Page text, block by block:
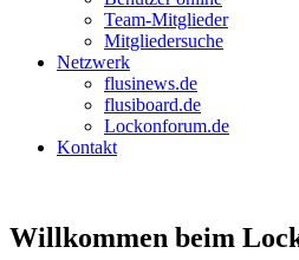
Team-Mitglieder
Mitgliedersuche
Netzwerk
flusinews.de
flusiboard.de
Lockonforum.de
Kontakt
Willkommen beim